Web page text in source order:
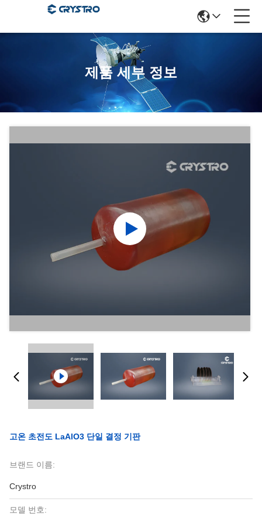
제품 세부 정보
고온 초전도 LaAlO3 단일 결정 기판
브랜드 이름:
Crystro
모델 번호: